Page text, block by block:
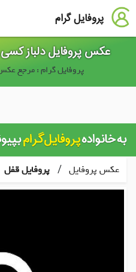
پروفایل گرام
عکس پروفایل دلباز
پروفایل گرام : مرجع
عکس پروفایل / پروفایل قفل